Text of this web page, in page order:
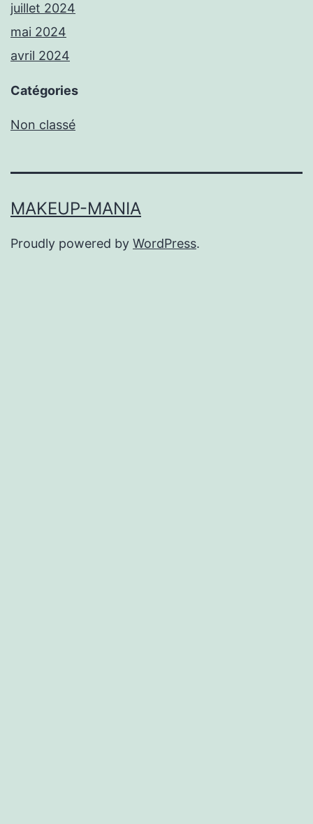
juillet 2024
mai 2024
avril 2024
Catégories
Non classé
MAKEUP-MANIA
Proudly powered by WordPress.